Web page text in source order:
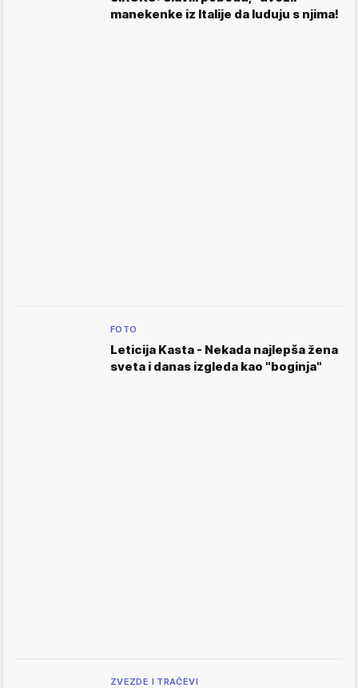
manekenke iz Italije da luduju s njima!
FOTO
Leticija Kasta - Nekada najlepša žena
sveta i danas izgleda kao "boginja"
ZVEZDE I TRAČEVI